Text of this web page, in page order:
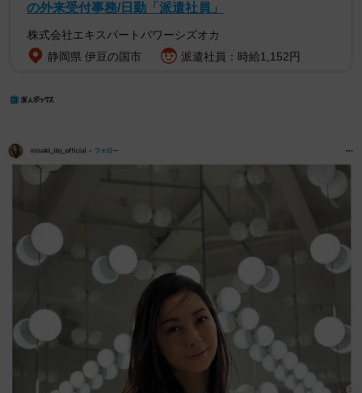
の外来受付事務/日勤「派遣社員」
株式会社エキスパートパワーシズオカ
静岡県 伊豆の国市
派遣社員：時給1,152円